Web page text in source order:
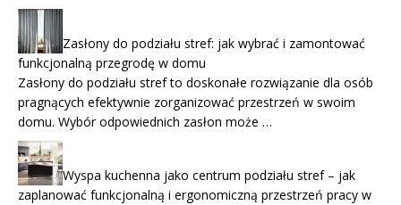
Zasłony do podziału stref: jak wybrać i zamontować
funkcjonalną przegrodę w domu
Zasłony do podziału stref to doskonałe rozwiązanie dla osób
pragnących efektywnie zorganizować przestrzeń w swoim
domu. Wybór odpowiednich zasłon może …
Wyspa kuchenna jako centrum podziału stref – jak
zaplanować funkcjonalną i ergonomiczną przestrzeń pracy w